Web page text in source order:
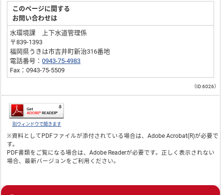
このページに関する
お問い合わせは
水環境課 上下水道管理係
〒839-1393
福岡県うきは市吉井町新治316番地
電話番号：0943-75-4983
Fax：0943-75-5509
（ID:6026）
別ウィンドウで開きます
※資料としてPDFファイルが添付されている場合は、Adobe Acrobat(R)が必要で
す。
PDF書類をご覧になる場合は、Adobe Readerが必要です。正しく表示されない
場合、最新バージョンをご利用ください。